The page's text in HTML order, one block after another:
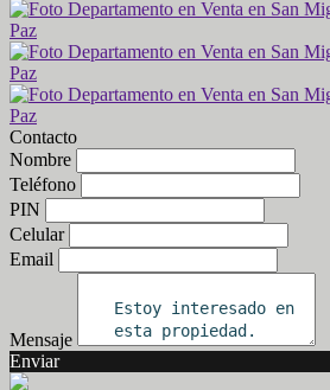
Contacto
Nombre
Teléfono
PIN
Celular
Email
Mensaje
Enviar